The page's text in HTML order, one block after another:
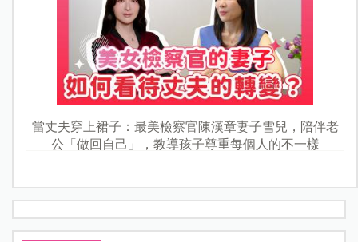
當丈夫穿上裙子：最美檢察官陳漢章妻子雪兒，陪伴老
公「做回自己」，教導孩子尊重每個人的不一樣